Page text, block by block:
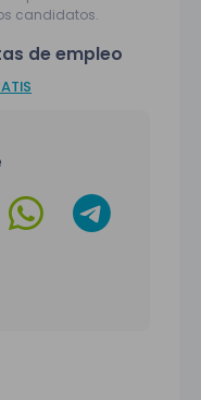
candidatos.
de empleo